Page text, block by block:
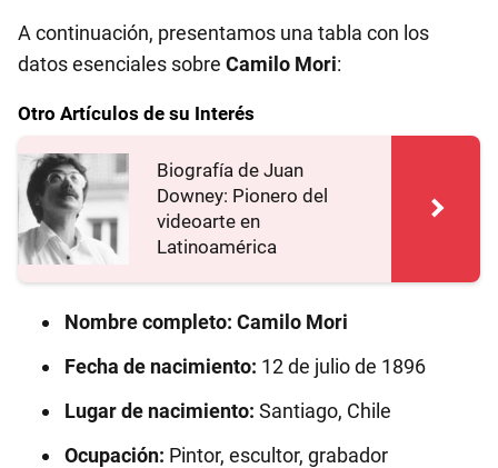
A continuación, presentamos una tabla con los
datos esenciales sobre Camilo Mori:
Otro Artículos de su Interés
Biografía de Juan
Downey: Pionero del
videoarte en
Latinoamérica
Nombre completo: Camilo Mori
Fecha de nacimiento: 12 de julio de 1896
Lugar de nacimiento: Santiago, Chile
Ocupación: Pintor, escultor, grabador